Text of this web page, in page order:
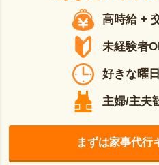
高時給 +
未経験者
好きな曜
主婦/主夫
まずは家事代行